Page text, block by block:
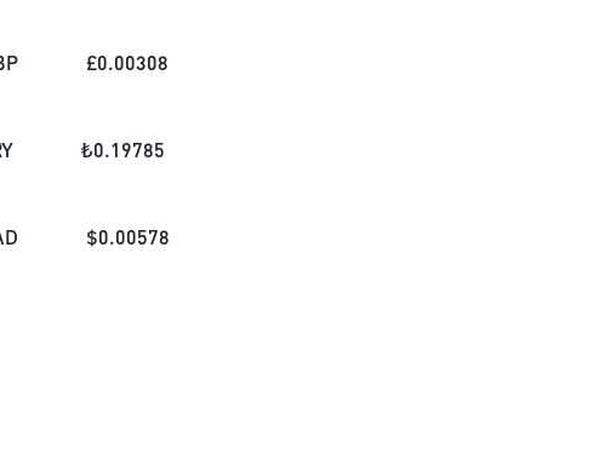
£0.00308
₺0.19785
$0.00578